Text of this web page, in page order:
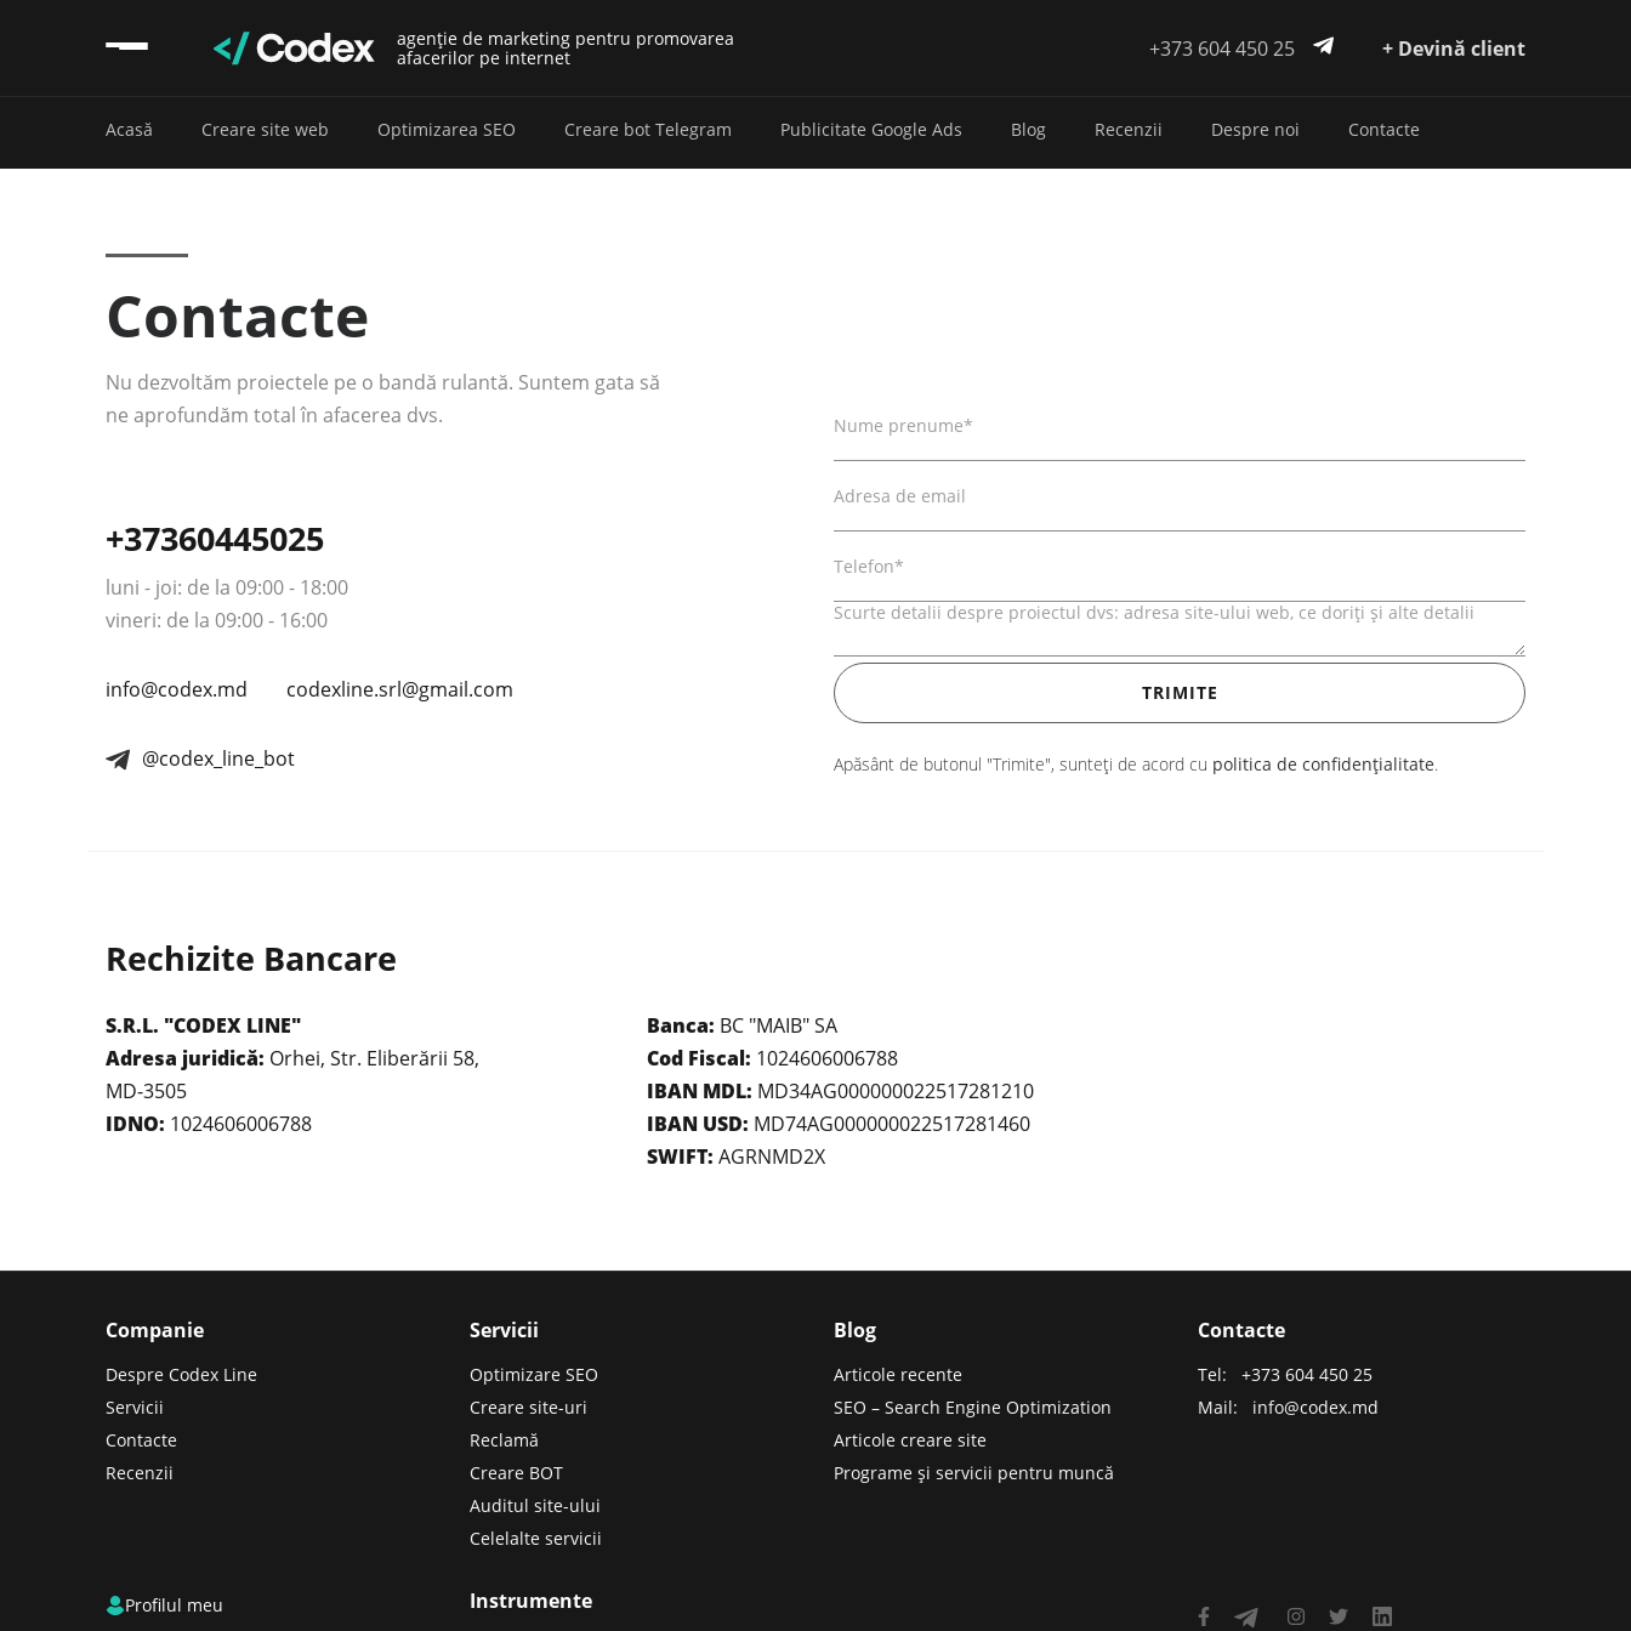
agenție de marketing pentru promovarea
afacerilor pe internet
+373 604 450 25 + Devină client
Acasă Creare site web Optimizarea SEO Creare bot Telegram Publicitate Google Ads Blog Recenzii Despre noi Contacte
Contacte
Nu dezvoltăm proiectele pe o bandă rulantă. Suntem gata să
ne aprofundăm total în afacerea dvs.
+37360445025
luni - joi: de la 09:00 - 18:00
vineri: de la 09:00 - 16:00
info@codex.md codexline.srl@gmail.com
@codex_line_bot Apăsânt de butonul "Trimite", sunteți de acord cu politica de confidențialitate.
Rechizite Bancare
S.R.L. "CODEX LINE"
Adresa juridică: Orhei, Str. Eliberării 58,
MD-3505
IDNO: 1024606006788
Banca: BC "MAIB" SA
Cod Fiscal: 1024606006788
IBAN MDL: MD34AG000000022517281210
IBAN USD: MD74AG000000022517281460
SWIFT: AGRNMD2X
Companie
Despre Codex Line
Servicii
Contacte
Recenzii
Servicii
Optimizare SEO
Creare site-uri
Reclamă
Creare BOT
Auditul site-ului
Celelalte servicii
Blog
Articole recente
SEO – Search Engine Optimization
Articole creare site
Programe și servicii pentru muncă
Instrumente
Contacte
Tel: +373 604 450 25
Mail: info@codex.md
Profilul meu